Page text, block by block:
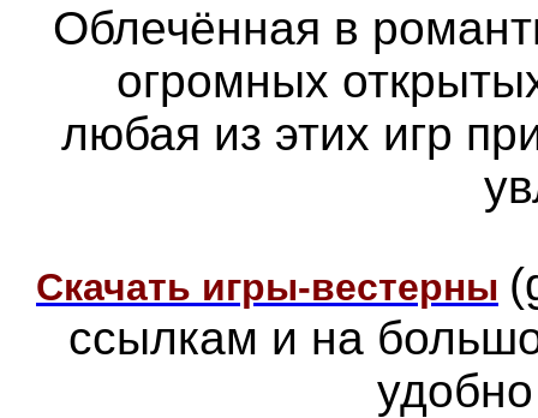
Облечённая в
огромных
любая из этих игр
Скачать игры-вестерны
ссылкам и на